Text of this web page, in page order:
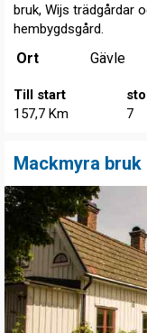
bruk, Wijs trädgårdar
hembygdsgård.
Ort Gävle
Till start
157,7 Km
7
Mackmyra bruk